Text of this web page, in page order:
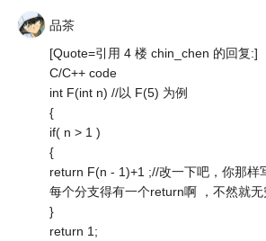
品茶
[Quote=引用 4 楼 chin_chen 的回复:]
C/C++ code
int F(int n) //以 F(5) 为例
{
if( n > 1 )
{
return F(n - 1)+1 ;//改一下吧，你那样
每个分支得有一个return啊 ，不然就
}
return 1;